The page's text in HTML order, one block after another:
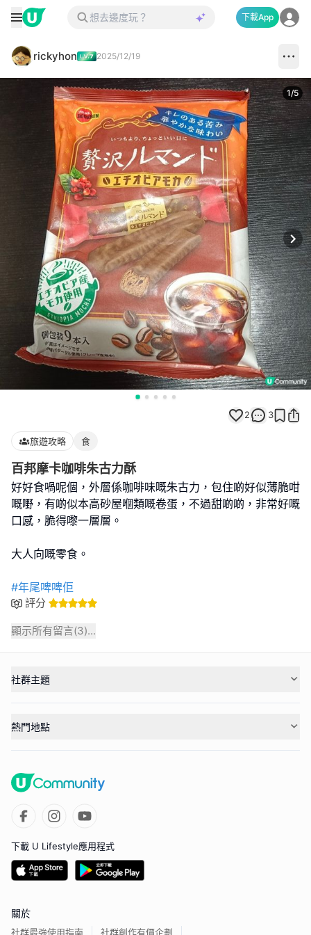
下載App
rickyhon 2025/12/19
1/5
2 3
旅遊攻略 食
百邦摩卡咖啡朱古力酥
好好食喎呢個，外層係咖啡味嘅朱古力，包住啲好似薄脆咁
嘅嘢，有啲似本高砂屋嗰類嘅卷蛋，不過甜啲啲，非常好嘅
口感，脆得嚟一層層。
大人向嘅零食。
#年尾啤啤佢
評分
顯示所有留言(3)...
社群主題
熱門地點
下載 U Lifestyle應用程式
關於
社群最強使用指南 社群創作有價企劃